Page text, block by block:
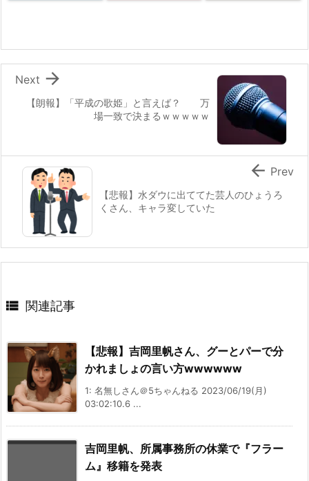
【朗報】「平成の歌姫」と言えば？ 万
場一致で決まるｗｗｗｗｗ

Next
【悲報】水ダウに出ててた芸人のひょうろ
くさん、キャラ変していた
 Prev
 関連記事
【悲報】吉岡里帆さん、グーとパーで分
かれましょの言い方wwwwww
1: 名無しさん＠5ちゃんねる 2023/06/19(月)
03:02:10.6 ...
吉岡里帆、所属事務所の休業で『フラー
ム』移籍を発表